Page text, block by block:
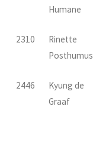
Humane
2310
Rinette
Posthumus
2446
Kyung de
Graaf